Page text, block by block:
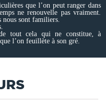
que l’on peut ranger dans
ne renouvelle pas vraiment.
nous sont familiers.
tout cela qui ne constitue, à
l’on feuillète à son gré.